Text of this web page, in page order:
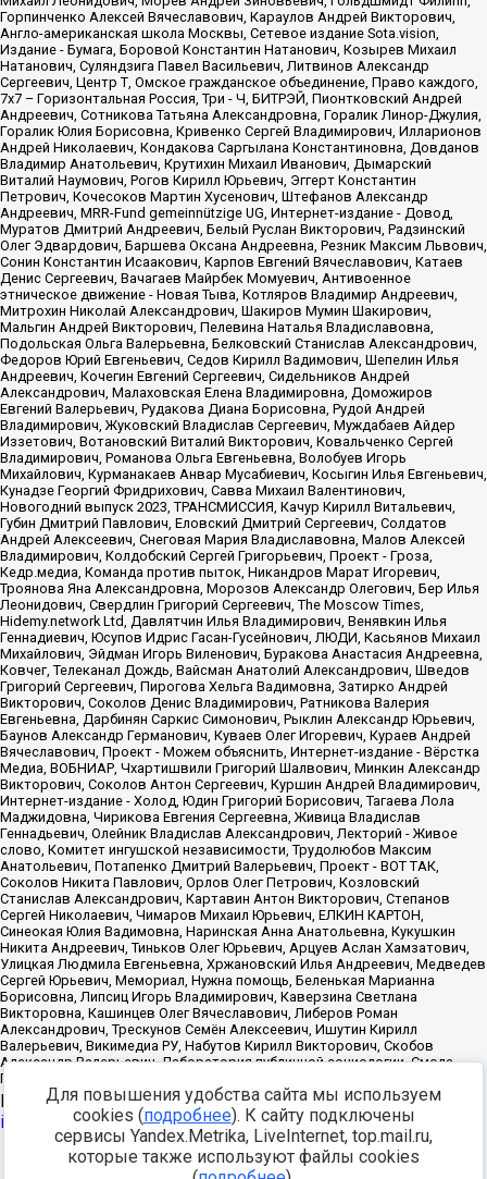
Источник:https://minjust.gov.ru/uploaded/files/reestr-
inostrannyih-agentov-22-03-2024.pdfданные на22.03.2024
Разработка -
Для повышения удобства сайта мы используем
cookies (подробнее). К сайту подключены
сервисы Yandex.Metrika, LiveInternet, top.mail.ru,
которые также используют файлы cookies